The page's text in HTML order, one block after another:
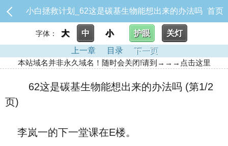
小白拯救计划_62这是碳基生物能想出来的办法吗 首页
字体： 大 中 小 护眼
关灯
上一章
目录
下一页
本站域名并非永久域名！随时会关闭!请到→→→点击这里
62这是碳基生物能想出来的办法吗 (第1/2
页)
李岚一的下一堂课在E楼。